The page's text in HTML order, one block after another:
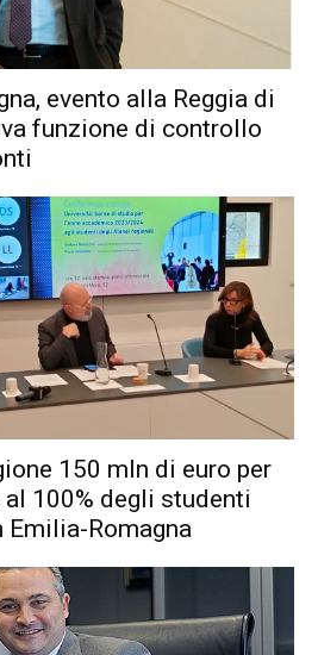
evento alla Reggia di
funzione di controllo
150 mln di euro per
100% degli studenti
Romagna